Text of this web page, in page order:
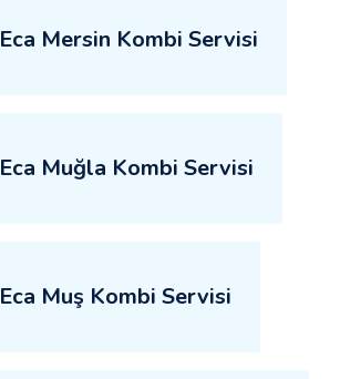
Eca Mersin Kombi Servisi
Eca Muğla Kombi Servisi
Eca Muş Kombi Servisi